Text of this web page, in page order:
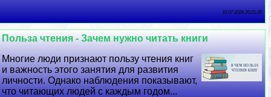
10 07 2026 20:21:35
Польза чтения - Зачем нужно читать книги
Многие люди признают пользу чтения книг
и важность этого занятия для развития
личности. Однако наблюдения показывают,
что читающих людей с каждым годом...